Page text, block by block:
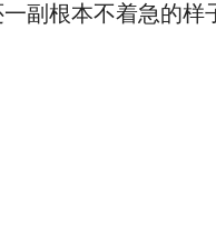
根本不着急的样